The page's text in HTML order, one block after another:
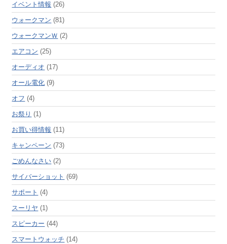
イベント情報 (26)
ウォークマン (81)
ウォークマンＷ (2)
エアコン (25)
オーディオ (17)
オール電化 (9)
オフ (4)
お祭り (1)
お買い得情報 (11)
キャンペーン (73)
ごめんなさい (2)
サイバーショット (69)
サポート (4)
スーリヤ (1)
スピーカー (44)
スマートウォッチ (14)